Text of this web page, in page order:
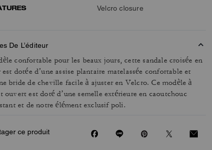
Velcro closure
De L’éditeur
confortable pour les beaux jours, cette sandale croisée en
dotée d’une assise plantaire matelassée confortable et
bride de cheville facile à ajuster en Velcro. Ce modèle à
ouvert est doté d’une semelle extérieure en caoutchouc
et de notre élément exclusif poli.
ce produit